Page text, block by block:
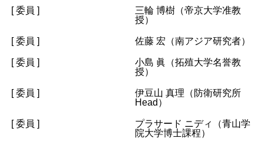
[ 委員 ]
三輪 博樹（帝京大学准教
授）
[ 委員 ] 佐藤 宏（南アジア研究者）
[ 委員 ]
小島 眞（拓殖大学名誉教
授）
[ 委員 ]
伊豆山 真理（防衛研究所
Head）
[ 委員 ]
プラサード ニディ（青山学
院大学博士課程）